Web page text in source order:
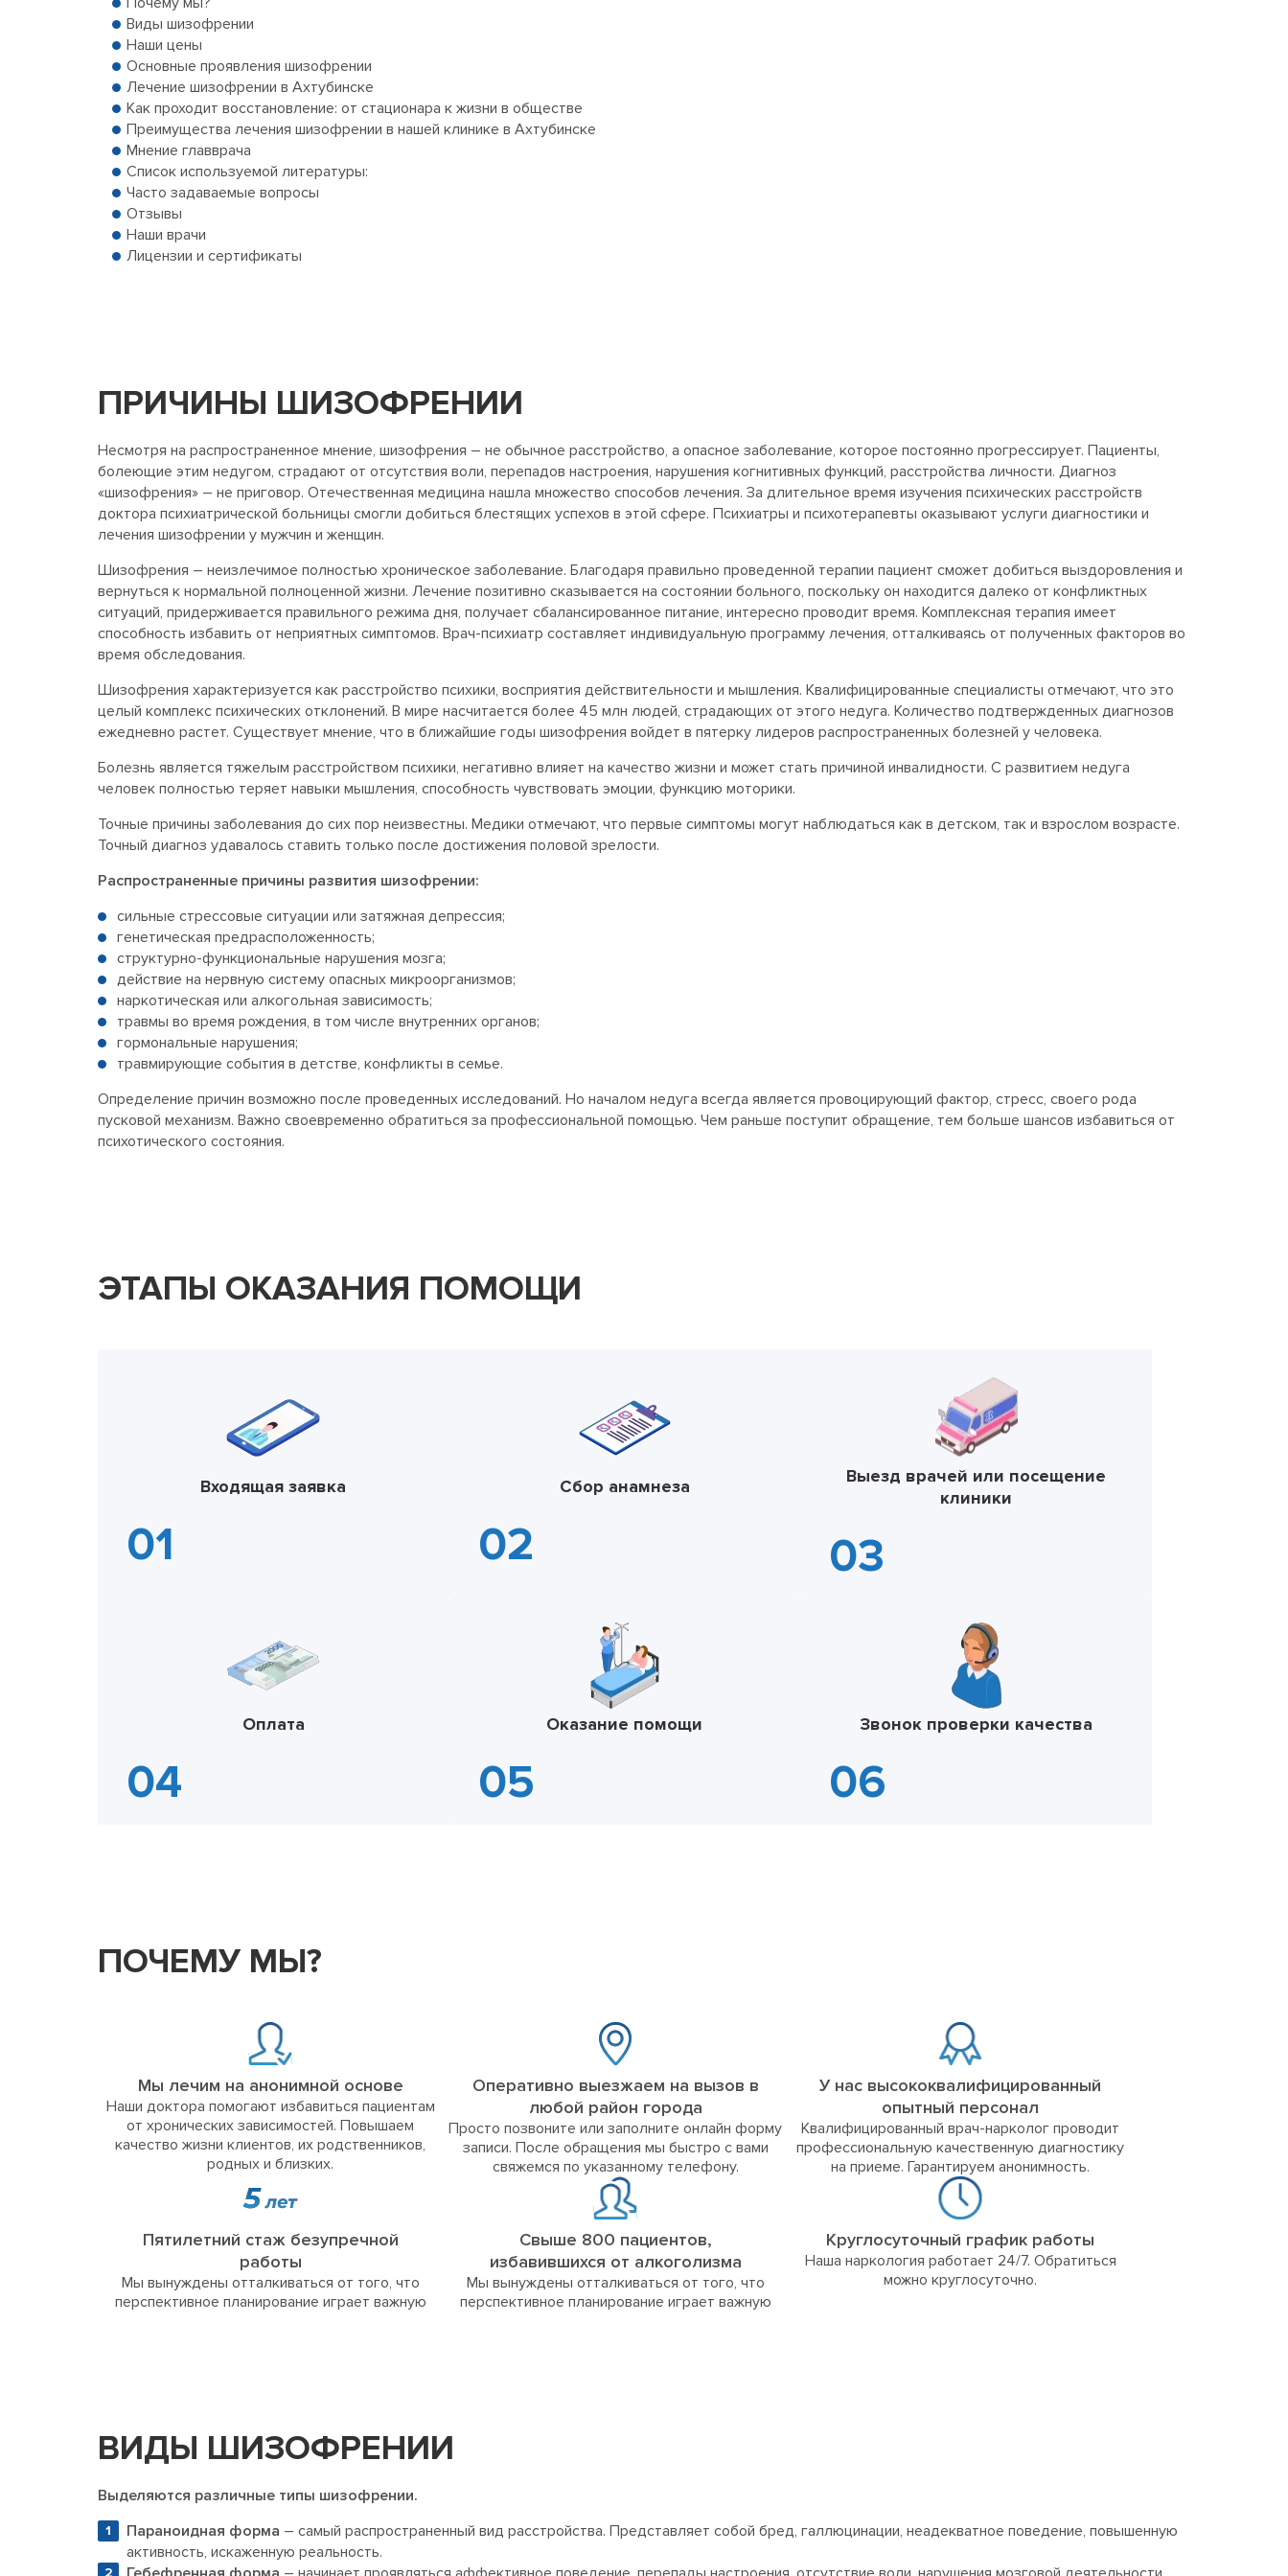
Виды шизофрении
Наши цены
Основные проявления шизофрении
Лечение шизофрении в Ахтубинске
Как проходит восстановление: от стационара к жизни в обществе
Преимущества лечения шизофрении в нашей клинике в Ахтубинске
Мнение главврача
Список используемой литературы:
Часто задаваемые вопросы
Отзывы
Наши врачи
Лицензии и сертификаты
ПРИЧИНЫ ШИЗОФРЕНИИ
Несмотря на распространенное мнение, шизофрения – не обычное расстройство, а опасное заболевание, которое постоянно прогрессирует. Пациенты,
болеющие этим недугом, страдают от отсутствия воли, перепадов настроения, нарушения когнитивных функций, расстройства личности. Диагноз
«шизофрения» – не приговор. Отечественная медицина нашла множество способов лечения. За длительное время изучения психических расстройств
доктора психиатрической больницы смогли добиться блестящих успехов в этой сфере. Психиатры и психотерапевты оказывают услуги диагностики и
лечения шизофрении у мужчин и женщин.
Шизофрения – неизлечимое полностью хроническое заболевание. Благодаря правильно проведенной терапии пациент сможет добиться выздоровления и
вернуться к нормальной полноценной жизни. Лечение позитивно сказывается на состоянии больного, поскольку он находится далеко от конфликтных
ситуаций, придерживается правильного режима дня, получает сбалансированное питание, интересно проводит время. Комплексная терапия имеет
способность избавить от неприятных симптомов. Врач-психиатр составляет индивидуальную программу лечения, отталкиваясь от полученных факторов во
время обследования.
Шизофрения характеризуется как расстройство психики, восприятия действительности и мышления. Квалифицированные специалисты отмечают, что это
целый комплекс психических отклонений. В мире насчитается более 45 млн людей, страдающих от этого недуга. Количество подтвержденных диагнозов
ежедневно растет. Существует мнение, что в ближайшие годы шизофрения войдет в пятерку лидеров распространенных болезней у человека.
Болезнь является тяжелым расстройством психики, негативно влияет на качество жизни и может стать причиной инвалидности. С развитием недуга
человек полностью теряет навыки мышления, способность чувствовать эмоции, функцию моторики.
Точные причины заболевания до сих пор неизвестны. Медики отмечают, что первые симптомы могут наблюдаться как в детском, так и взрослом возрасте.
Точный диагноз удавалось ставить только после достижения половой зрелости.
Распространенные причины развития шизофрении:
сильные стрессовые ситуации или затяжная депрессия;
генетическая предрасположенность;
структурно-функциональные нарушения мозга;
действие на нервную систему опасных микроорганизмов;
наркотическая или алкогольная зависимость;
травмы во время рождения, в том числе внутренних органов;
гормональные нарушения;
травмирующие события в детстве, конфликты в семье.
Определение причин возможно после проведенных исследований. Но началом недуга всегда является провоцирующий фактор, стресс, своего рода
пусковой механизм. Важно своевременно обратиться за профессиональной помощью. Чем раньше поступит обращение, тем больше шансов избавиться от
психотического состояния.
ЭТАПЫ ОКАЗАНИЯ ПОМОЩИ
Входящая заявка Сбор анамнеза
Выезд врачей или посещение
клиники
Оплата Оказание помощи Звонок проверки качества
ПОЧЕМУ МЫ?
Мы лечим на анонимной основе
Наши доктора помогают избавиться пациентам
от хронических зависимостей. Повышаем
качество жизни клиентов, их родственников,
родных и близких.
Оперативно выезжаем на вызов в
любой район города
Просто позвоните или заполните онлайн форму
записи. После обращения мы быстро с вами
свяжемся по указанному телефону.
У нас высококвалифицированный
опытный персонал
Квалифицированный врач-нарколог проводит
профессиональную качественную диагностику
на приеме. Гарантируем анонимность.
Пятилетний стаж безупречной
работы
Мы вынуждены отталкиваться от того, что
перспективное планирование играет важную
Свыше 800 пациентов,
избавившихся от алкоголизма
Мы вынуждены отталкиваться от того, что
перспективное планирование играет важную
Круглосуточный график работы
Наша наркология работает 24/7. Обратиться
можно круглосуточно.
ВИДЫ ШИЗОФРЕНИИ
Выделяются различные типы шизофрении.
Параноидная форма – самый распространенный вид расстройства. Представляет собой бред, галлюцинации, неадекватное поведение, повышенную
активность, искаженную реальность.